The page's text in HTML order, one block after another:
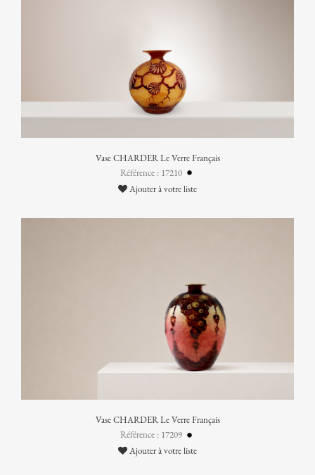
Vase CHARDER Le Verre Français
Référence : 17210
Ajouter à votre liste
Vase CHARDER Le Verre Français
Référence : 17209
Ajouter à votre liste